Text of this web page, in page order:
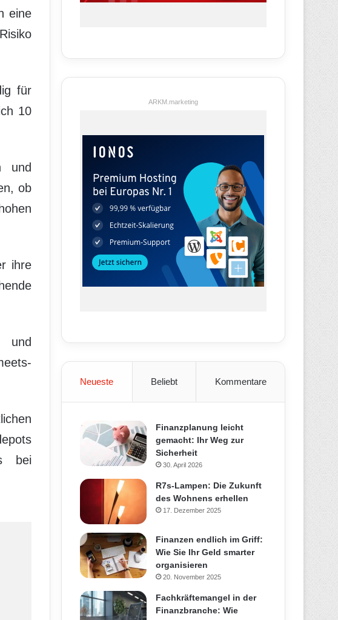
eine
für
10
und
ob
ihre
und
bei
ARKM.marketing
Neueste Beliebt Kommentare
Finanzplanung leicht
gemacht: Ihr Weg zur
Sicherheit
30. April 2026
R7s-Lampen: Die Zukunft
des Wohnens erhellen
17. Dezember 2025
Finanzen endlich im Griff:
Wie Sie Ihr Geld smarter
organisieren
20. November 2025
Fachkräftemangel in der
Finanzbranche: Wie